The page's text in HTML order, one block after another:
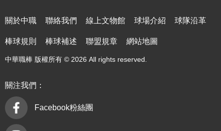
關於中職 聯絡我們 線上文物館 球場介紹 球隊沿革
棒球規則 棒球補述 聯盟規章 網站地圖
中華職棒 版權所有 © 2026 All rights reserved.
關注我們：
Facebook粉絲團